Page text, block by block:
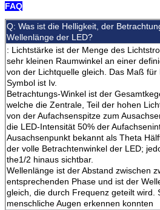
FAQ
Q: Was ist die Helligkeit, der
Wellenlänge der LED?
: Lichtstärke ist der Menge des
sehr kleinen Raumwinkel an einer
von der Lichtquelle gleich. Das Maß für
Symbol ist Iv.
Betrachtungs-Winkel ist der
welche die Zentrale, Teil der hohen
von der Aufachsenspitze zum
die LED-Intensität 50% der
Ausachsenpunkt bekannt als Theta
der volle Betrachtenwinkel der LED;
the1/2 hinaus sichtbar.
Wellenlänge ist der Abstand zwischen
entsprechenden Phase und ist der
gleich, die durch Frequenz geteilt wird.
menschliche Augen erkennen konnten